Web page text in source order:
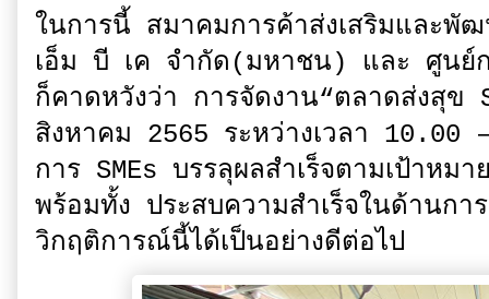
ในการนี้ สมาคมการค้าส่งเสริมและ
เอ็ม บี เค จำกัด(มหาชน) และ ศูนย์ก
ก็คาดหวังว่า การจัดงาน“ตลาดส่งสุข
สิงหาคม 2565 ระหว่างเวลา
การ SMEs บรรลุผลสำเร็จตามเป้าหม
พร้อมทั้ง ประสบความสำเร็จในด้านก
วิกฤติการณ์นี้ได้เป็นอย่างดีต่อไป